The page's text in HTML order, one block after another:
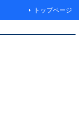
トップページ